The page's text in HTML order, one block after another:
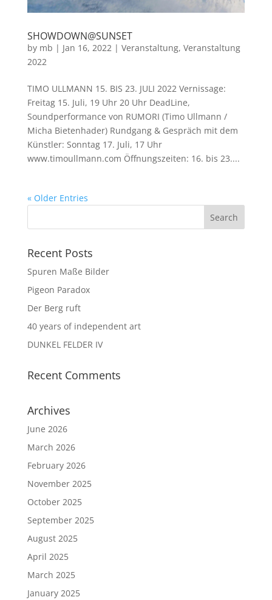
SHOWDOWN@SUNSET
by mb | Jan 16, 2022| Veranstaltung, Veranstaltung
2022
TIMO ULLMANN 15. BIS 23. JULI 2022 Vernissage:
Freitag 15. Juli, 19 Uhr 20 Uhr DeadLine,
Soundperformance von RUMORI (Timo Ullmann /
Micha Bietenhader) Rundgang & Gespräch mit dem
Künstler: Sonntag 17. Juli, 17 Uhr
www.timoullmann.com Öffnungszeiten: 16. bis 23....
« Older Entries
Recent Posts
Spuren Maße Bilder
Pigeon Paradox
Der Berg ruft
40 years of independent art
DUNKEL FELDER IV
Recent Comments
Archives
June 2026
March 2026
February 2026
November 2025
October 2025
September 2025
August 2025
April 2025
March 2025
January 2025